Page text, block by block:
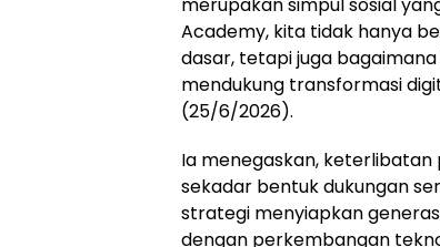
merupakan simpul sosial
Academy, kita tidak hanya
dasar, tetapi juga
mendukung transformasi
(25/6/2026).
Ia menegaskan,
sekadar bentuk dukungan
strategi menyiapkan
dengan perkembangan